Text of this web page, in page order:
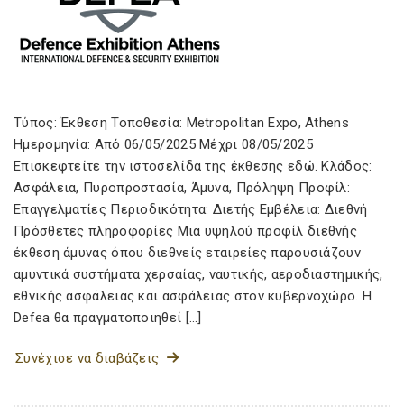
Τύπος: Έκθεση Τοποθεσία: Metropolitan Expo, Athens
Ημερομηνία: Από 06/05/2025 Μέχρι 08/05/2025
Επισκεφτείτε την ιστοσελίδα της έκθεσης εδώ. Κλάδος:
Ασφάλεια, Πυροπροστασία, Άμυνα, Πρόληψη Προφίλ:
Επαγγελματίες Περιοδικότητα: Διετής Εμβέλεια: Διεθνή
Πρόσθετες πληροφορίες Μια υψηλού προφίλ διεθνής
έκθεση άμυνας όπου διεθνείς εταιρείες παρουσιάζουν
αμυντικά συστήματα χερσαίας, ναυτικής, αεροδιαστημικής,
εθνικής ασφάλειας και ασφάλειας στον κυβερνοχώρο. Η
Defea θα πραγματοποιηθεί […]
Συνέχισε να διαβάζεις